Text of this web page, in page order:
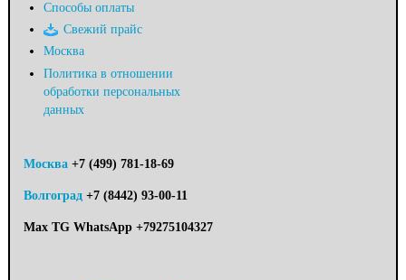
Способы оплаты
Свежий прайс
Москва
Политика в отношении
обработки персональных
данных
Москва +7 (499) 781-18-69
Волгоград +7 (8442) 93-00-11
Max TG WhatsApp +79275104327